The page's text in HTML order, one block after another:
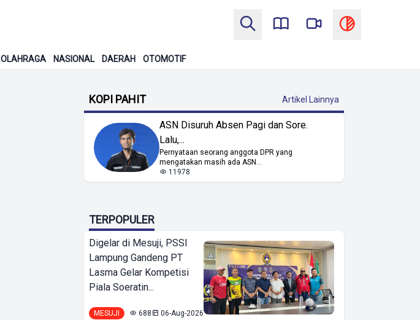
OLAHRAGA NASIONAL DAERAH OTOMOTIF
KOPI PAHIT Artikel Lainnya
ASN Disuruh Absen Pagi dan Sore.
Lalu,...
Pernyataan seorang anggota DPR yang
mengatakan masih ada ASN...
11978
TERPOPULER
Digelar di Mesuji, PSSI
Lampung Gandeng PT
Lasma Gelar Kompetisi
Piala Soeratin...
MESUJI 688 06-Aug-2026